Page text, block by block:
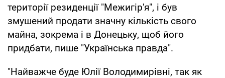
території резиденції "Межигір'я", і був
змушений продати значну кількість свого
майна, зокрема і в Донецьку, щоб його
придбати, пише "Українська правда".
"Найважче буде Юлії Володимирівні, так як